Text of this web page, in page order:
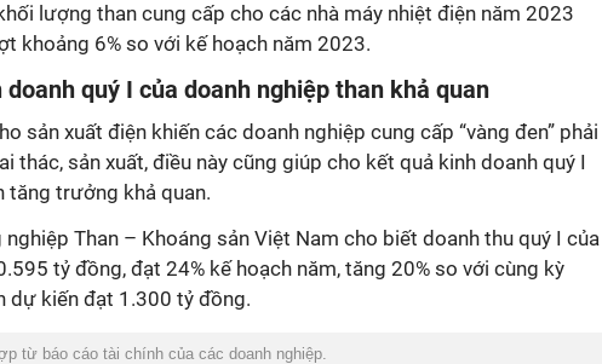
lượng than cung cấp cho các nhà máy nhiệt điện năm 2023
khoảng 6% so với kế hoạch năm 2023.
quý I của doanh nghiệp than khả quan
sản xuất điện khiến các doanh nghiệp cung cấp “vàng đen” phải
thác, sản xuất, điều này cũng giúp cho kết quả kinh doanh quý I
tăng trưởng khả quan.
nghiệp Than – Khoáng sản Việt Nam cho biết doanh thu quý I của
tỷ đồng, đạt 24% kế hoạch năm, tăng 20% so với cùng kỳ
dự kiến đạt 1.300 tỷ đồng.
từ báo cáo tài chính của các doanh nghiệp.